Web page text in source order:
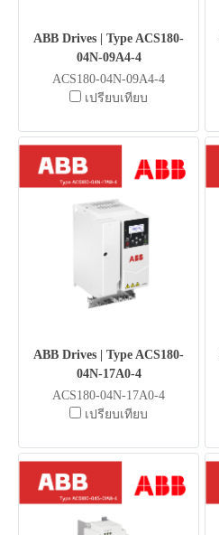
ABB Drives | Type ACS180-
04N-09A4-4
ACS180-04N-09A4-4
เปรียบเทียบ
ABB Drives | Type ACS180-
04N-17A0-4
ACS180-04N-17A0-4
เปรียบเทียบ